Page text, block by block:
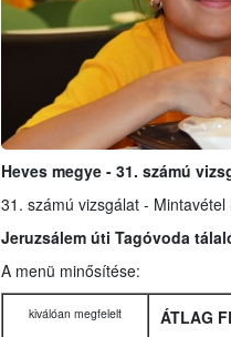
Heves megye - 31. számú
31. számú vizsgálat -
Jeruzsálem úti Tagóvoda
A menü minősítése:
kiválóan megfelelt ÁTLAG